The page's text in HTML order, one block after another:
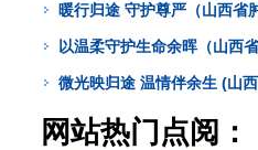
暖行归途 守护尊严（山西省
以温柔守护生命余晖（山西
微光映归途 温情伴余生 (山
网站热门点阅：